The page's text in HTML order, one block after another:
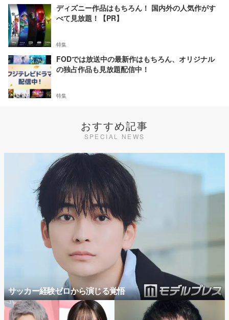
ディズニー作品はもちろん！ 国内外の人気作がす
べて見放題！【PR】
特集
FODでは放送中の最新作はもちろん、オリジナル
の独占作品も見放題配信中！
特集
おすすめ記事
SPECIAL NEWS
サッカー経験ゼロから演じる覚悟